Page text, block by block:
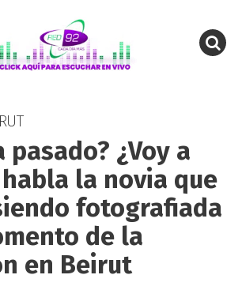
pasado? ¿Voy a
la novia que
fotografiada
de la
en Beirut